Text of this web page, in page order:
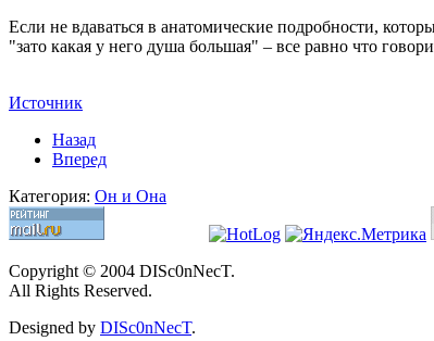
Если не вдаваться в анатомические подробности,
"зато какая у него душа большая" – все равно что
Источник
Назад
Вперед
Категория: Он и Она
Copyright © 2004 DISc0nNecT.
All Rights Reserved.
Designed by DISc0nNecT.